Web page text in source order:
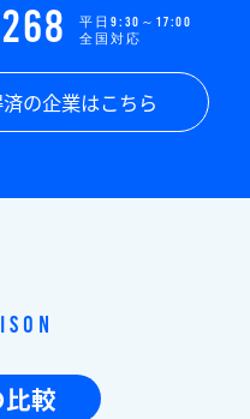
平日9:30～17:00
全国対応
の企業はこちら
較